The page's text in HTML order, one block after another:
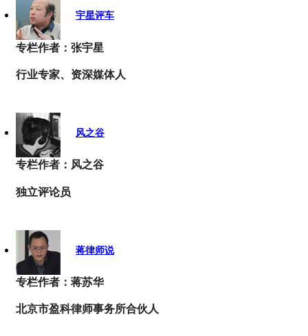
宇星评车
专栏作者：张宇星
行业专家、资深媒体人
风之谷
专栏作者：风之谷
独立评论员
蒋律师说
专栏作者：蒋苏华
北京市盈科律师事务所合伙人